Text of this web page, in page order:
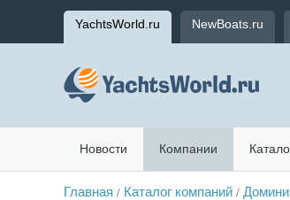
YachtsWorld.ru NewBoats.ru
Новости Компании
Главная / Каталог компаний /